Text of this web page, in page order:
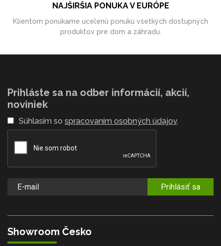
NAJŠIRŠIA PONUKA V EURÓPE
Klientom ponúkame ucelenú ponuku všetkých dostupných
produktov pre dom a záhradu.
Prihláste sa na odber informácií, akcií,
noviniek
Súhlasím so spracovaním osobných údajov.
Prihlásiť sa
Showroom Česko